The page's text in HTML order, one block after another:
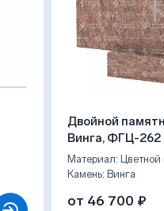
Двойной
Винга, ФГЦ-262
Материал: Цветной
Камень: Винга
от 46 700 ₽